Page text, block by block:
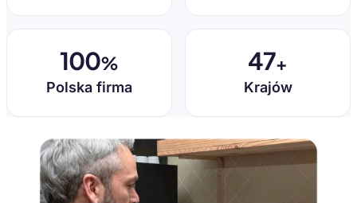
100%
Polska firma
47+
Krajów